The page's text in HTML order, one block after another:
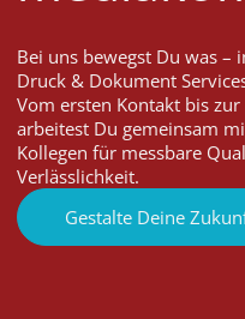
Bei uns bewegst Du was –
Druck & Dokument
Vom ersten Kontakt bis
arbeitest Du gemeinsam
Kollegen für messbare
Verlässlichkeit.
Gestalte Deine